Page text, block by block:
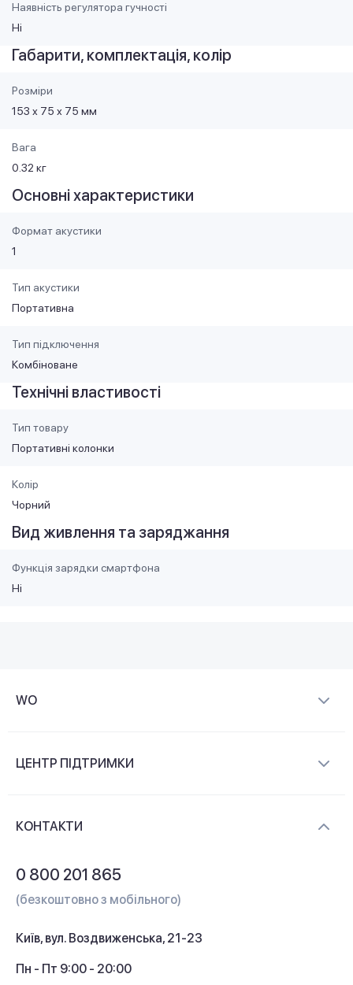
Наявність регулятора гучності
Ні
Габарити, комплектація, колір
Розміри
153 х 75 х 75 мм
Вага
0.32 кг
Основні характеристики
Формат акустики
1
Тип акустики
Портативна
Тип підключення
Комбіноване
Технічні властивості
Тип товару
Портативні колонки
Колір
Чорний
Вид живлення та заряджання
Функція зарядки смартфона
Ні
WO
Контакти
ЦЕНТР ПІДТРИМКИ
Кешбек
КОНТАКТИ
0 800 201 865
(безкоштовно з мобільного)
Київ, вул. Воздвиженська, 21-23
Пн - Пт 9:00 - 20:00